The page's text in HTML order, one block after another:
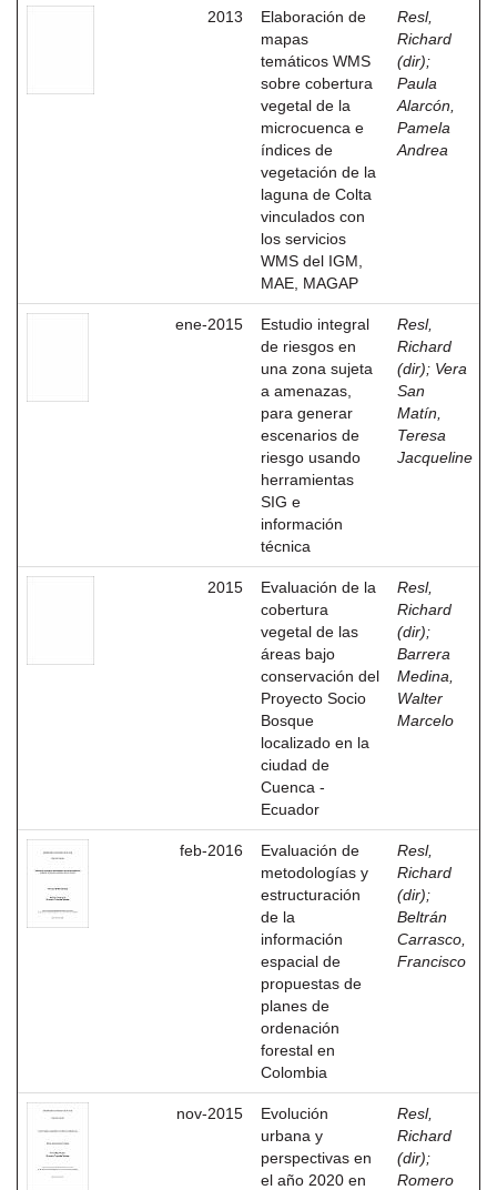
2013
Elaboración de
mapas
temáticos WMS
sobre cobertura
vegetal de la
microcuenca e
índices de
vegetación de la
laguna de Colta
vinculados con
los servicios
WMS del IGM,
MAE, MAGAP
Resl,
Richard
(dir);
Paula
Alarcón,
Pamela
Andrea
ene-2015
Estudio integral
de riesgos en
una zona sujeta
a amenazas,
para generar
escenarios de
riesgo usando
herramientas
SIG e
información
técnica
Resl,
Richard
(dir); Vera
San
Matín,
Teresa
Jacqueline
2015
Evaluación de la
cobertura
vegetal de las
áreas bajo
conservación del
Proyecto Socio
Bosque
localizado en la
ciudad de
Cuenca -
Ecuador
Resl,
Richard
(dir);
Barrera
Medina,
Walter
Marcelo
feb-2016
Evaluación de
metodologías y
estructuración
de la
información
espacial de
propuestas de
planes de
ordenación
forestal en
Colombia
Resl,
Richard
(dir);
Beltrán
Carrasco,
Francisco
nov-2015
Evolución
urbana y
perspectivas en
el año 2020 en
Resl,
Richard
(dir);
Romero